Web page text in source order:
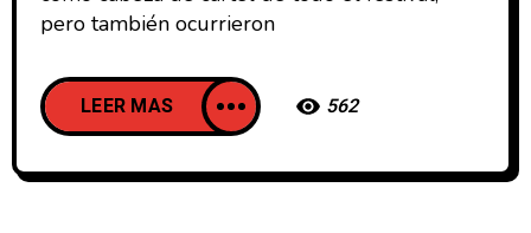
pero también ocurrieron
LEER MAS 562